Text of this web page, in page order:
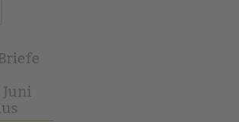
Juni